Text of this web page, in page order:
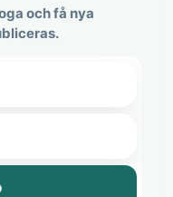
och få nya